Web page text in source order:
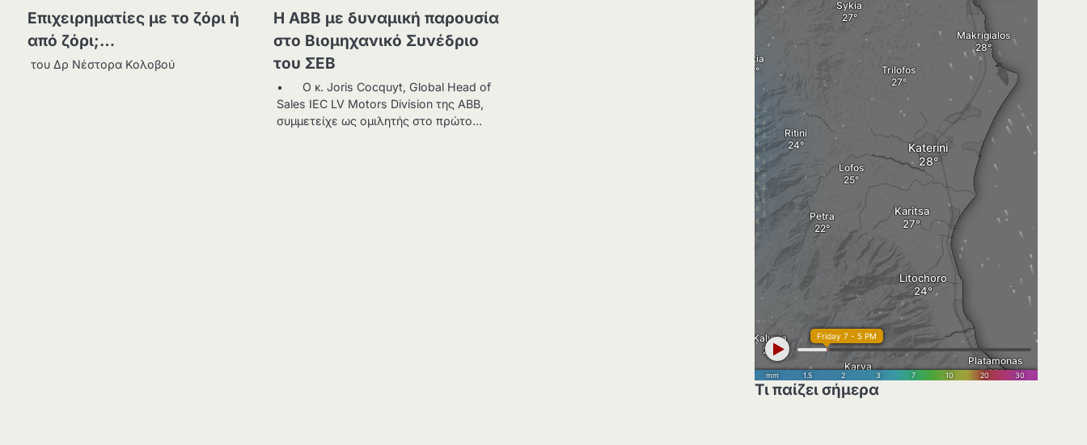
Επιχειρηματίες με το ζόρι ή
από ζόρι;…
του Δρ Νέστορα Κολοβού
Η ABB με δυναμική παρουσία
στο Βιομηχανικό Συνέδριο
του ΣΕΒ
• Ο κ. Joris Cocquyt, Global Head of
Sales IEC LV Motors Division της ABB,
συμμετείχε ως ομιλητής στο πρώτο…
Τι παίζει σήμερα